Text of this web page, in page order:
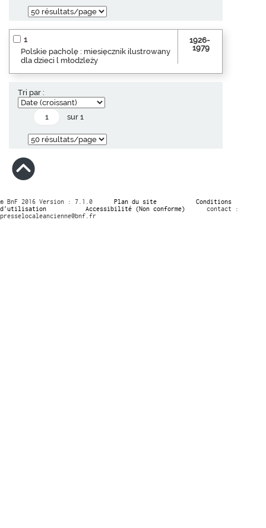
1
Polskie pacholę : miesięcznik ilustrowany
dla dzieci l młodzleży
1926-
1979
Tri par :
sur 1
© BnF 2016 Version : 7.1.0 Plan du site
Conditions
d’utilisation
Accessibilité (Non conforme)
contact :
presselocaleancienne@bnf.fr